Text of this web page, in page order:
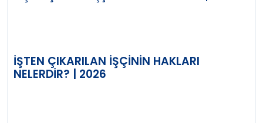
İŞTEN ÇIKARILAN İŞÇININ HAKLARI
NELERDIR? | 2026